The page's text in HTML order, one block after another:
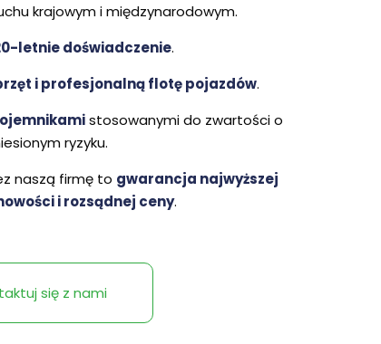
krajowym i międzynarodowym.
letnie doświadczenie.
i profesjonalną flotę pojazdów.
stosowanymi do zwartości o
ryzyku.
naszą firmę to gwarancja najwyższej
i rozsądnej ceny.
się z nami